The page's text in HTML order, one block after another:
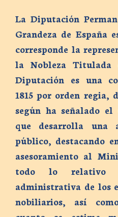
La Diputación
Grandeza de España
corresponde la
la Nobleza Titulada
Diputación es una
1815 por orden regia,
según ha señalado
que desarrolla una
público, destacando
asesoramiento al
todo lo relativo
administrativa de los
nobiliarios, así